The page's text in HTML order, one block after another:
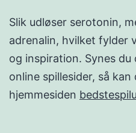
Slik udløser serotonin,
adrenalin, hvilket fylder
og inspiration. Synes
online spillesider, så
hjemmesiden